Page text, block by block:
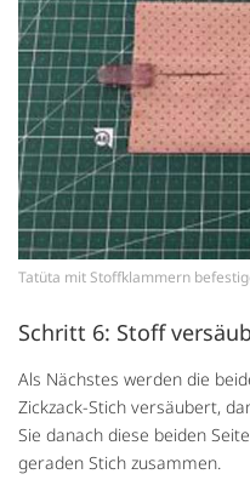
Tatüta mit Stoffklammern
Schritt 6: Stoff
Als Nächstes werden die
Zickzack-Stich versäubert,
Sie danach diese beiden
geraden Stich zusammen.